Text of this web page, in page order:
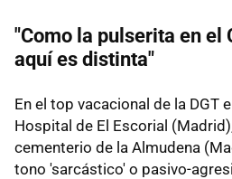
"Como la pulserita en el
aquí es distinta"
En el top vacacional de la DGT
Hospital de El Escorial
cementerio de la Almudena
tono 'sarcástico' o pasivo-